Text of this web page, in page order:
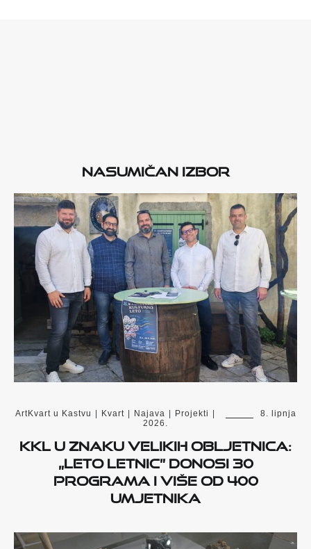
Nasumičan izbor
ArtKvart u Kastvu Kvart Najava Projekti
8. lipnja
2026.
KKL u znaku velikih obljetnica:
„Leto letnic” donosi 30
programa i više od 400
umjetnika